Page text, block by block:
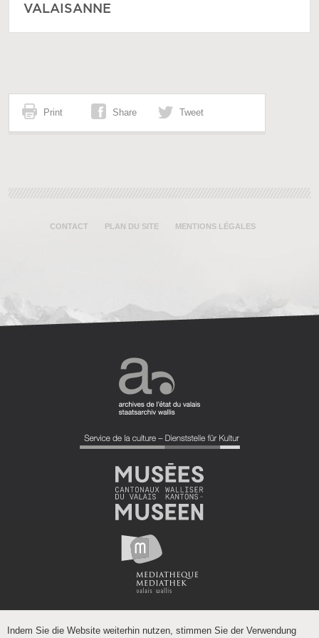
VALAISANNE
Print Share Tweet
CONTACT PLAN DU SITE MENTIONS LÉGALES
Indem Sie die Website weiterhin nutzen, stimmen Sie der Verwendung